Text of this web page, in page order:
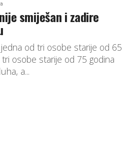
smiješan i zadire
od tri osobe starije od 65
osobe starije od 75 godina
a...